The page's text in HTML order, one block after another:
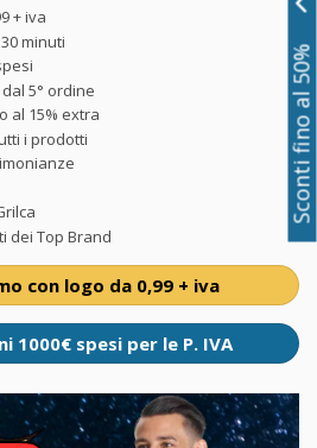
+ iva
minuti
5° ordine
al 15% extra
i prodotti
dei Top Brand
con logo da 0,99 + iva
1000€ spesi per le P. IVA
Sconti fino al 50%